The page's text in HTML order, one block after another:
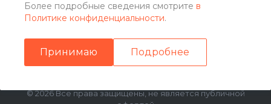
Более подробные сведения смотрите в
Политике конфиденциальности.
Принимаю Подробнее
© 2026 Все права защищены, не является публичной